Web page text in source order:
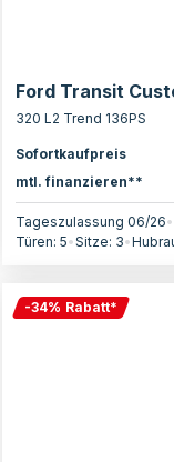
Ford Transit
320 L2 Trend 136PS
Sofortkaufpreis
mtl. finanzieren**
Tageszulassung 06/26•
Türen: 5•Sitze: 3•
-34% Rabatt*